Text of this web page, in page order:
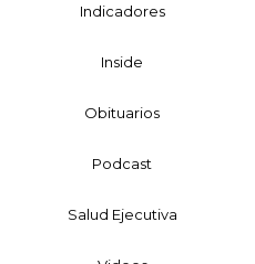
Indicadores
Inside
Obituarios
Podcast
Salud Ejecutiva